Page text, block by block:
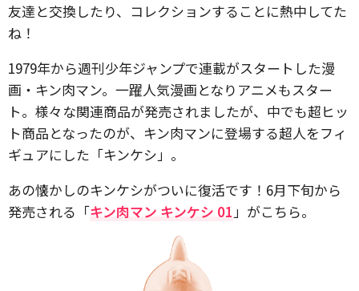
友達と交換したり、コレクションすることに熱中してた
ね！
1979年から週刊少年ジャンプで連載がスタートした漫
画・キン肉マン。一躍人気漫画となりアニメもスター
ト。様々な関連商品が発売されましたが、中でも超ヒッ
ト商品となったのが、キン肉マンに登場する超人をフィ
ギュアにした「キンケシ」。
あの懐かしのキンケシがついに復活です！6月下旬から
発売される「キン肉マン キンケシ 01」がこちら。